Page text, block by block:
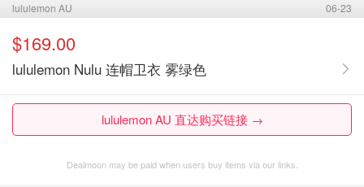
lululemon AU 06-23
$169.00
lululemon Nulu 连帽卫衣 雾绿色
lululemon AU 直达购买链接 →
Dealmoon may be paid when users buy items via our links.